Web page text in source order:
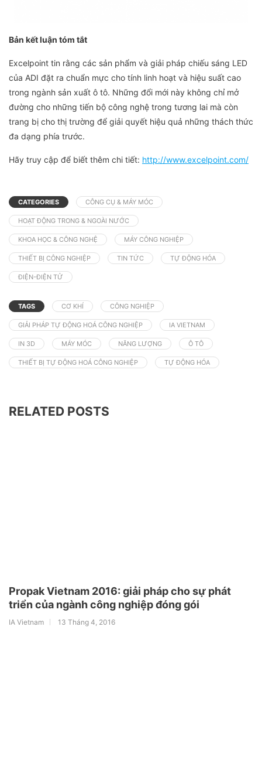
Bản kết luận tóm tắt
Excelpoint tin rằng các sản phẩm và giải pháp chiếu sáng LED
của ADI đặt ra chuẩn mực cho tính linh hoạt và hiệu suất cao
trong ngành sản xuất ô tô. Những đổi mới này không chỉ mở
đường cho những tiến bộ công nghệ trong tương lai mà còn
trang bị cho thị trường để giải quyết hiệu quả những thách thức
đa dạng phía trước.
Hãy truy cập để biết thêm chi tiết: http://www.excelpoint.com/
CATEGORIES CÔNG CỤ & MÁY MÓC
HOẠT ĐỘNG TRONG & NGOÀI NƯỚC
KHOA HỌC & CÔNG NGHỆ MÁY CÔNG NGHIỆP
THIẾT BỊ CÔNG NGHIỆP TIN TỨC TỰ ĐỘNG HÓA
ĐIỆN-ĐIỆN TỬ
TAGS CƠ KHÍ CÔNG NGHIỆP
GIẢI PHÁP TỰ ĐỘNG HOÁ CÔNG NGHIỆP IA VIETNAM
IN 3D MÁY MÓC NĂNG LƯỢNG Ô TÔ
THIẾT BỊ TỰ ĐỘNG HOÁ CÔNG NGHIỆP TỰ ĐỘNG HÓA
RELATED POSTS
Propak Vietnam 2016: giải pháp cho sự phát
triển của ngành công nghiệp đóng gói
IA Vietnam 13 Tháng 4, 2016